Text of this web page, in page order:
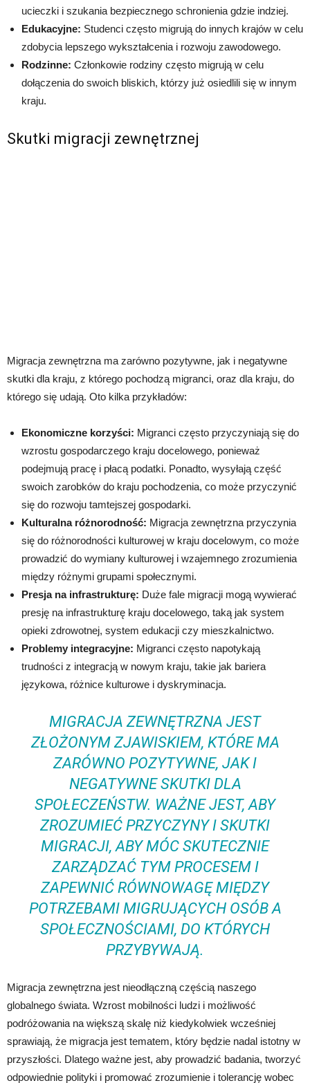
ucieczki i szukania bezpiecznego schronienia gdzie indziej.
Edukacyjne: Studenci często migrują do innych krajów w celu
zdobycia lepszego wykształcenia i rozwoju zawodowego.
Rodzinne: Członkowie rodziny często migrują w celu
dołączenia do swoich bliskich, którzy już osiedlili się w innym
kraju.
Skutki migracji zewnętrznej
Migracja zewnętrzna ma zarówno pozytywne, jak i negatywne
skutki dla kraju, z którego pochodzą migranci, oraz dla kraju, do
którego się udają. Oto kilka przykładów:
Ekonomiczne korzyści: Migranci często przyczyniają się do
wzrostu gospodarczego kraju docelowego, ponieważ
podejmują pracę i płacą podatki. Ponadto, wysyłają część
swoich zarobków do kraju pochodzenia, co może przyczynić
się do rozwoju tamtejszej gospodarki.
Kulturalna różnorodność: Migracja zewnętrzna przyczynia
się do różnorodności kulturowej w kraju docelowym, co może
prowadzić do wymiany kulturowej i wzajemnego zrozumienia
między różnymi grupami społecznymi.
Presja na infrastrukturę: Duże fale migracji mogą wywierać
presję na infrastrukturę kraju docelowego, taką jak system
opieki zdrowotnej, system edukacji czy mieszkalnictwo.
Problemy integracyjne: Migranci często napotykają
trudności z integracją w nowym kraju, takie jak bariera
językowa, różnice kulturowe i dyskryminacja.
MIGRACJA ZEWNĘTRZNA JEST
ZŁOŻONYM ZJAWISKIEM, KTÓRE MA
ZARÓWNO POZYTYWNE, JAK I
NEGATYWNE SKUTKI DLA
SPOŁECZEŃSTW. WAŻNE JEST, ABY
ZROZUMIEĆ PRZYCZYNY I SKUTKI
MIGRACJI, ABY MÓC SKUTECZNIE
ZARZĄDZAĆ TYM PROCESEM I
ZAPEWNIĆ RÓWNOWAGĘ MIĘDZY
POTRZEBAMI MIGRUJĄCYCH OSÓB A
SPOŁECZNOŚCIAMI, DO KTÓRYCH
PRZYBYWAJĄ.
Migracja zewnętrzna jest nieodłączną częścią naszego
globalnego świata. Wzrost mobilności ludzi i możliwość
podróżowania na większą skalę niż kiedykolwiek wcześniej
sprawiają, że migracja jest tematem, który będzie nadal istotny w
przyszłości. Dlatego ważne jest, aby prowadzić badania, tworzyć
odpowiednie polityki i promować zrozumienie i tolerancję wobec